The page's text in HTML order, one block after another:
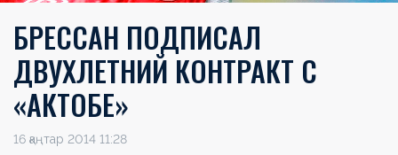
БРЕССАН ПОДПИСАЛ
ДВУХЛЕТНИЙ КОНТРАКТ С
«АКТОБЕ»
16 қаңтар 2014 11:28